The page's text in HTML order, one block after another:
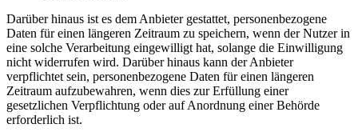
Darüber hinaus ist es dem Anbieter gestattet, personenbezogene
Daten für einen längeren Zeitraum zu speichern, wenn der Nutzer in
eine solche Verarbeitung eingewilligt hat, solange die Einwilligung
nicht widerrufen wird. Darüber hinaus kann der Anbieter
verpflichtet sein, personenbezogene Daten für einen längeren
Zeitraum aufzubewahren, wenn dies zur Erfüllung einer
gesetzlichen Verpflichtung oder auf Anordnung einer Behörde
erforderlich ist.